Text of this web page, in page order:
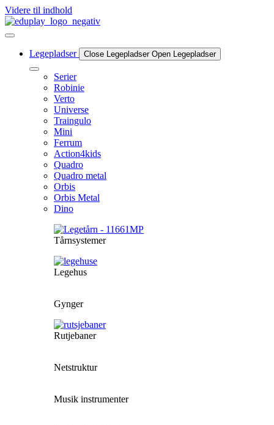
Videre til indhold
Legepladser Close Legepladser Open Legepladser
Serier
Robinie
Verto
Universe
Traingulo
Mini
Ferrum
Action4kids
Quadro
Quadro metal
Orbis
Orbis Metal
Dino
Tårnsystemer
Legehus
Gynger
Rutjebaner
Netstruktur
Musik instrumenter